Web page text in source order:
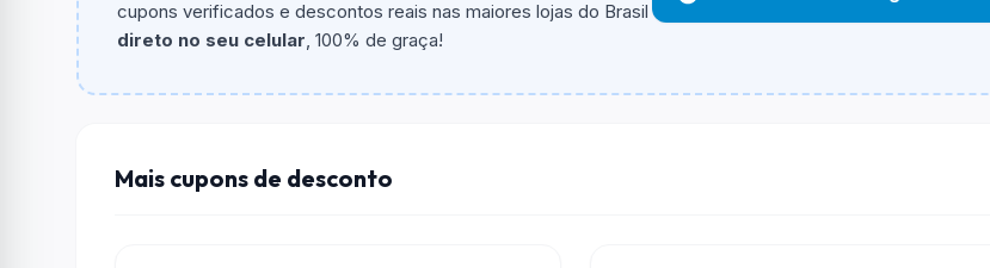
Qual é o desconto máximo?
Não informado ou sem limite.
Funciona em qualquer produto?
podem não aceitar cupons.
cupons verificados e descontos reais nas maiores lojas do Brasil
direto no seu celular, 100% de graça!
Mais cupons de desconto